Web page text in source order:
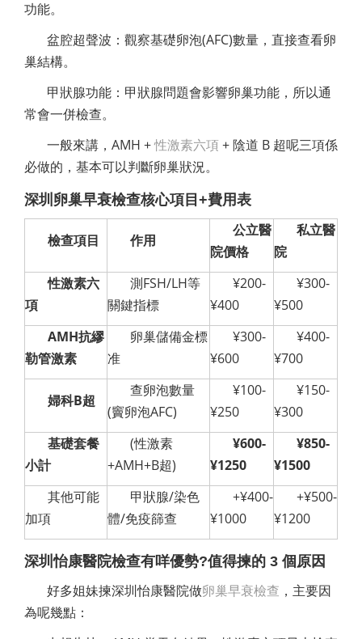
功能。
盆腔超聲波：觀察基礎卵泡(AFC)數量，直接查看卵
巢結構。
甲狀腺功能：甲狀腺問題會影響卵巢功能，所以通
常會一併檢查。
一般來講，AMH +性激素六項+ 陰道 B 超呢三項係
必做的，基本可以判斷卵巢狀況。
深圳卵巢早衰檢查核心項目+費用表
檢查項目 作用
公立醫
院價格
私立醫
院
性激素六
項
測FSH/LH等
關鍵指標
¥200-
¥400
¥300-
¥500
AMH抗繆
勒管激素
卵巢儲備金標
准
¥300-
¥600
¥400-
¥700
婦科B超
查卵泡數量
(竇卵泡AFC)
¥100-
¥250
¥150-
¥300
基礎套餐
小計
(性激素
+AMH+B超)
¥600-
¥1250
¥850-
¥1500
其他可能
加項
甲狀腺/染色
體/免疫篩查
+¥400-
¥1000
+¥500-
¥1200
深圳怡康醫院檢查有咩優勢?值得揀的 3 個原因
好多姐妹揀深圳怡康醫院做卵巢早衰檢查 ，主要因
為呢幾點：